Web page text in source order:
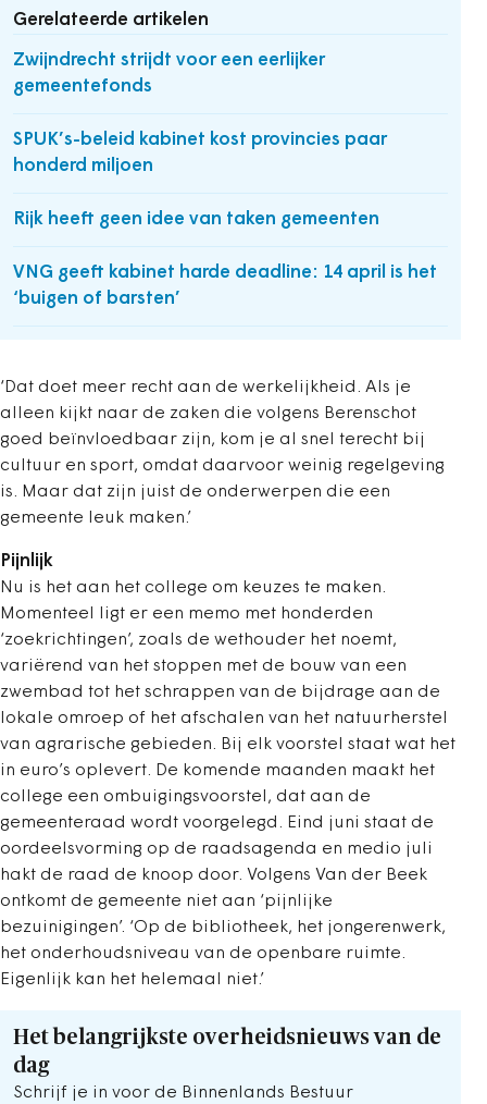
Gerelateerde artikelen
Zwijndrecht strijdt voor een eerlijker
gemeentefonds
SPUK’s-beleid kabinet kost provincies paar
honderd miljoen
Rijk heeft geen idee van taken gemeenten
VNG geeft kabinet harde deadline: 14 april is het
‘buigen of barsten’
‘Dat doet meer recht aan de werkelijkheid. Als je
alleen kijkt naar de zaken die volgens Berenschot
goed beïnvloedbaar zijn, kom je al snel terecht bij
cultuur en sport, omdat daarvoor weinig regelgeving
is. Maar dat zijn juist de onderwerpen die een
gemeente leuk maken.’
Pijnlijk
Nu is het aan het college om keuzes te maken.
Momenteel ligt er een memo met honderden
‘zoekrichtingen’, zoals de wethouder het noemt,
variërend van het stoppen met de bouw van een
zwembad tot het schrappen van de bijdrage aan de
lokale omroep of het afschalen van het natuurherstel
van agrarische gebieden. Bij elk voorstel staat wat het
in euro’s oplevert. De komende maanden maakt het
college een ombuigingsvoorstel, dat aan de
gemeenteraad wordt voorgelegd. Eind juni staat de
oordeelsvorming op de raadsagenda en medio juli
hakt de raad de knoop door. Volgens Van der Beek
ontkomt de gemeente niet aan ‘pijnlijke
bezuinigingen’. ‘Op de bibliotheek, het jongerenwerk,
het onderhoudsniveau van de openbare ruimte.
Eigenlijk kan het helemaal niet.’
Het belangrijkste overheidsnieuws van de
dag
Schrijf je in voor de Binnenlands Bestuur